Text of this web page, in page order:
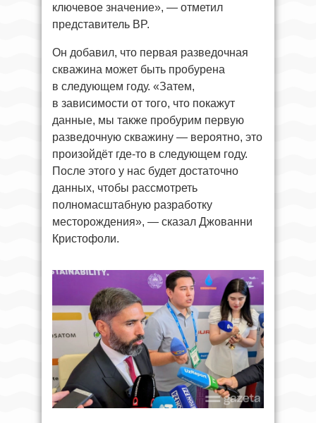
ключевое значение», — отметил
представитель BP.
Он добавил, что первая разведочная
скважина может быть пробурена
в следующем году. «Затем,
в зависимости от того, что покажут
данные, мы также пробурим первую
разведочную скважину — вероятно, это
произойдёт где-то в следующем году.
После этого у нас будет достаточно
данных, чтобы рассмотреть
полномасштабную разработку
месторождения», — сказал Джованни
Кристофоли.